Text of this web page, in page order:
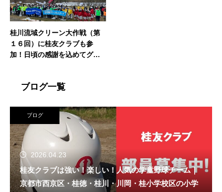
桂川流域クリーン大作戦（第
１６回）に桂友クラブも参
加！日頃の感謝を込めてグラ
ブログ一覧
ブログ
2026.04.23
桂友クラブは強い！楽しい！人気の学童野球チーム｜
京都市西京区・桂徳・桂川・川岡・桂小学校区の小学